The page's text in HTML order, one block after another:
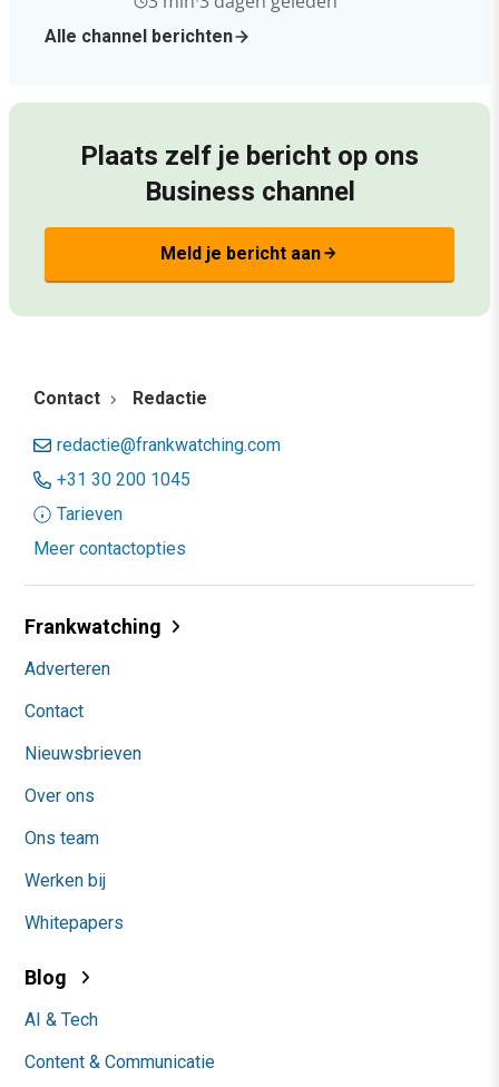
Alle channel berichten
Plaats zelf je bericht op ons
Business channel
Meld je bericht aanarrow_forward
Contact Redactie
redactie@frankwatching.com
+31 30 200 1045
Tarieven
Meer contactopties
Frankwatching
Adverteren
Contact
Nieuwsbrieven
Over ons
Ons team
Werken bij
Whitepapers
Blog
AI & Tech
Content & Communicatie